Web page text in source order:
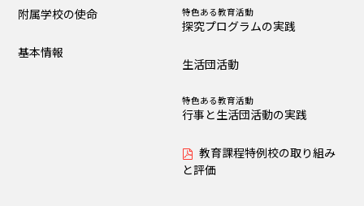
探究プログラムの実践
生活団活動
行事と生活団活動の実践
附属学校の使命
基本情報
特色ある教育活動
探究プログラムの実践
生活団活動
特色ある教育活動
行事と生活団活動の実践
教育課程特例校の取り組み
と評価